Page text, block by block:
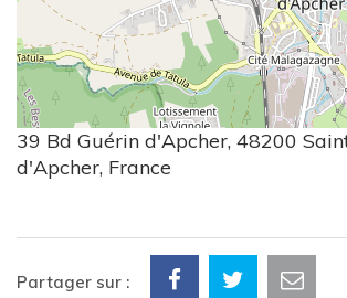
39 Bd Guérin d'Apcher, 48200
d'Apcher, France
Partager sur :